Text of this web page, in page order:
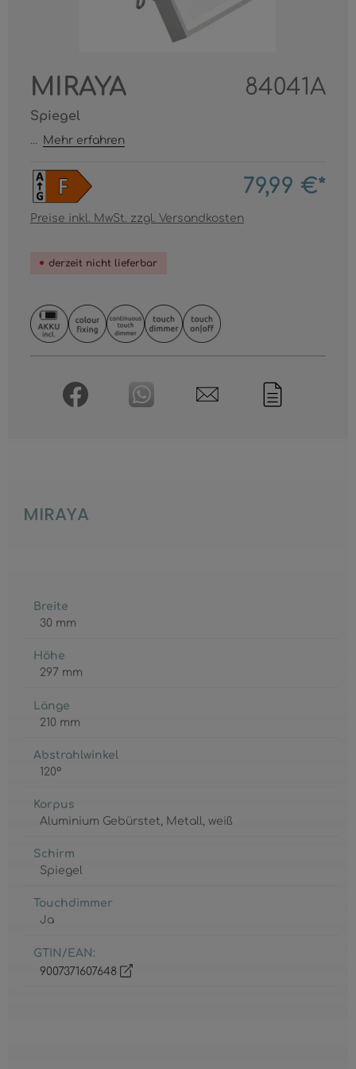
MIRAYA 84041A
Spiegel
... Mehr erfahren
79,99 €*
Preise inkl. MwSt. zzgl. Versandkosten
derzeit nicht lieferbar
MIRAYA
Breite
30 mm
Höhe
297 mm
Länge
210 mm
Abstrahlwinkel
120°
Korpus
Aluminium Gebürstet, Metall, weiß
Schirm
Spiegel
Touchdimmer
Ja
GTIN/EAN:
9007371607648